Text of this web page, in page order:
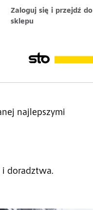
Zaloguj się i przejdź do
sklepu
najlepszymi
i doradztwa.